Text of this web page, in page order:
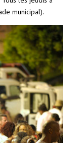
municipal).